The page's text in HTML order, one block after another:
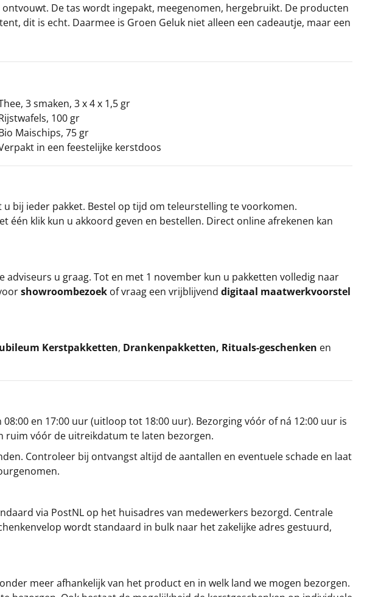
De tas wordt ingepakt, meegenomen, hergebruikt. De producten
dit is echt. Daarmee is Groen Geluk niet alleen een cadeautje, maar een
3 smaken, 3 x 4 x 1,5 gr
100 gr
Maischips, 75 gr
in een feestelijke kerstdoos
bij ieder pakket. Bestel op tijd om teleurstelling te voorkomen.
klik kun u akkoord geven en bestellen. Direct online afrekenen kan
adviseurs u graag. Tot en met 1 november kun u pakketten volledig naar
showroombezoek of vraag een vrijblijvend digitaal maatwerkvoorstel
Kerstpakketten, Drankenpakketten, Rituals-geschenken en
en 17:00 uur (uitloop tot 18:00 uur). Bezorging vóór of ná 12:00 uur is
ruim vóór de uitreikdatum te laten bezorgen.
Controleer bij ontvangst altijd de aantallen en eventuele schade en laat
via PostNL op het huisadres van medewerkers bezorgd. Centrale
wordt standaard in bulk naar het zakelijke adres gestuurd,
meer afhankelijk van het product en in welk land we mogen bezorgen.